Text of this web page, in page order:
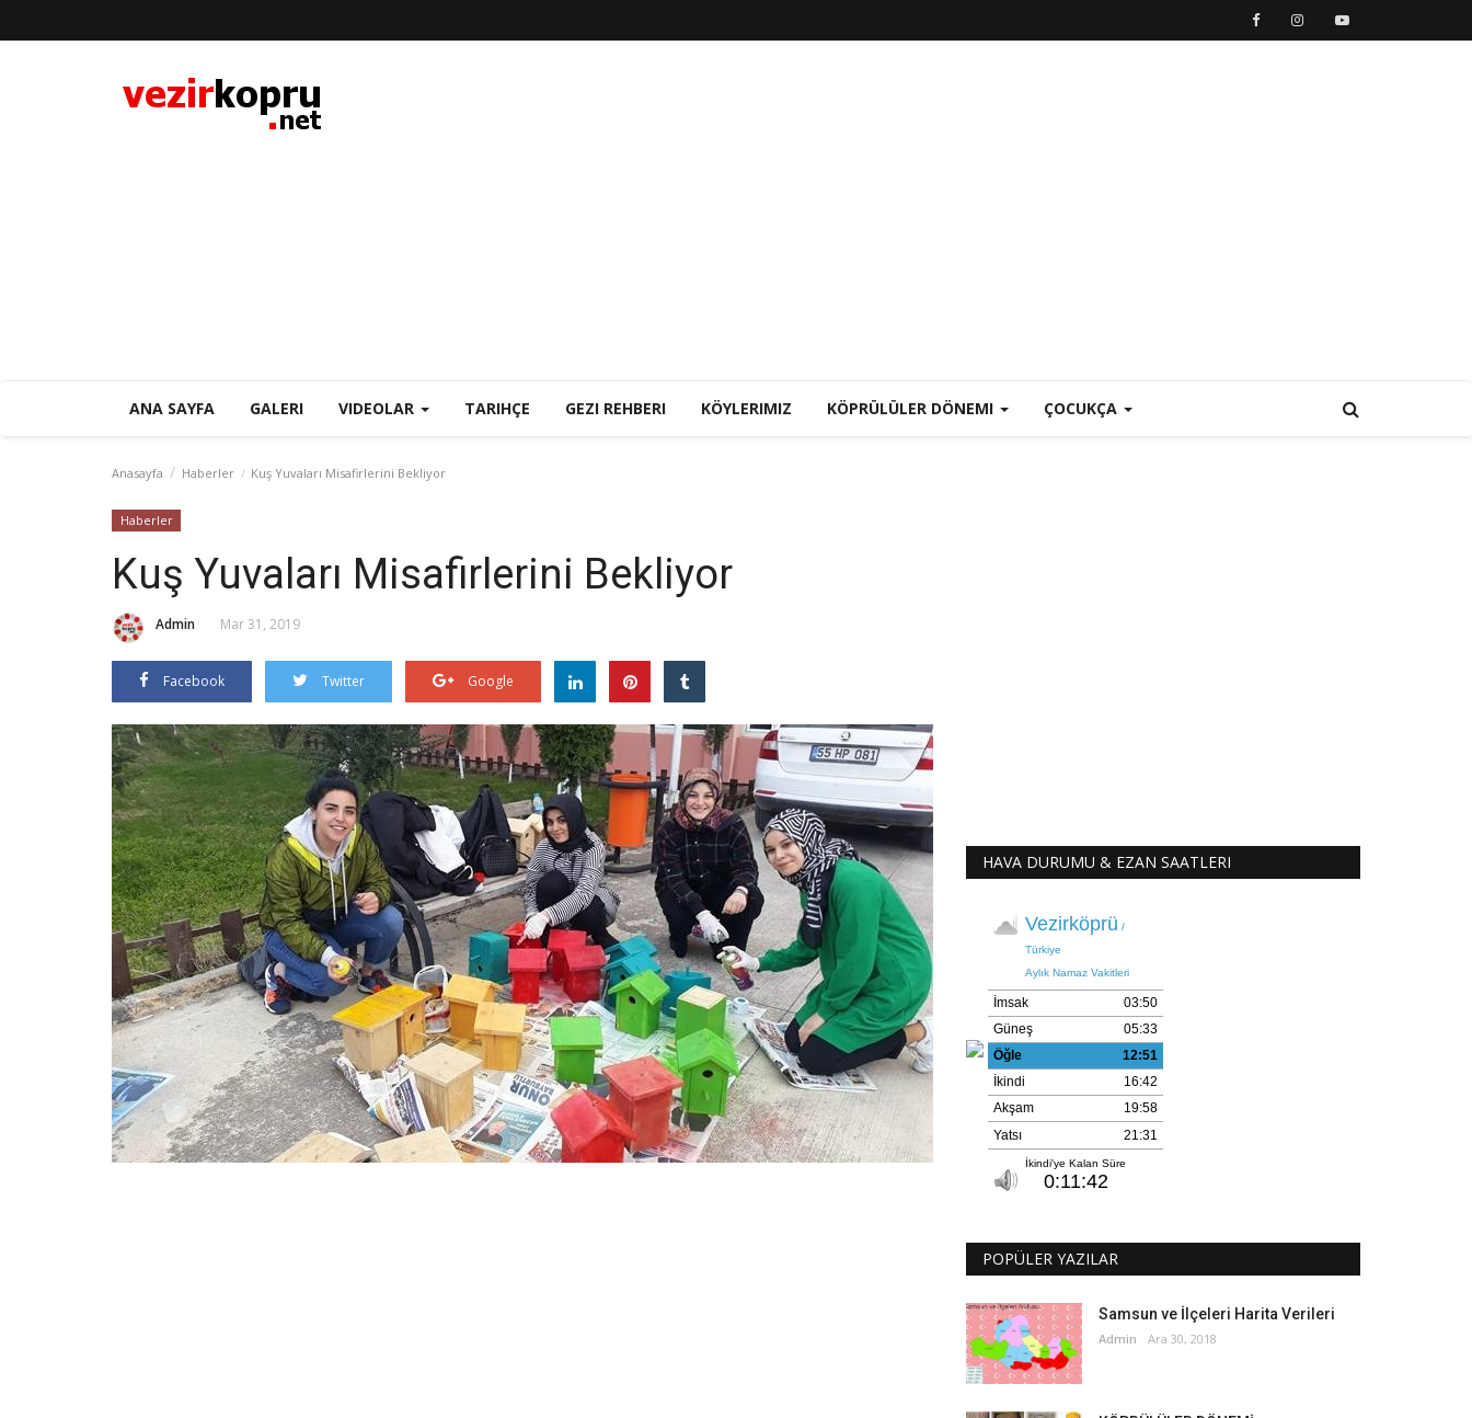
ANA SAYFA GALERI VIDEOLAR TARIHÇE GEZI REHBERI KÖYLERIMIZ KÖPRÜLÜLER DÖNEMI ÇOCUKÇA
Anasayfa Haberler Kuş Yuvaları Misafirlerini Bekliyor
Haberler
Kuş Yuvaları Misafirlerini Bekliyor
Admin Mar 31, 2019
Facebook Twitter Google
HAVA DURUMU & EZAN SAATLERI
POPÜLER YAZILAR
Samsun ve İlçeleri Harita Verileri
Admin Ara 30, 2018